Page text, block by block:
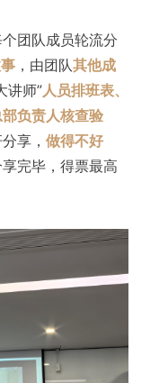
团队成员轮流分
，由团队其他成
讲师”人员排班表、
负责人核查验
享， 做得不好
完毕，得票最高